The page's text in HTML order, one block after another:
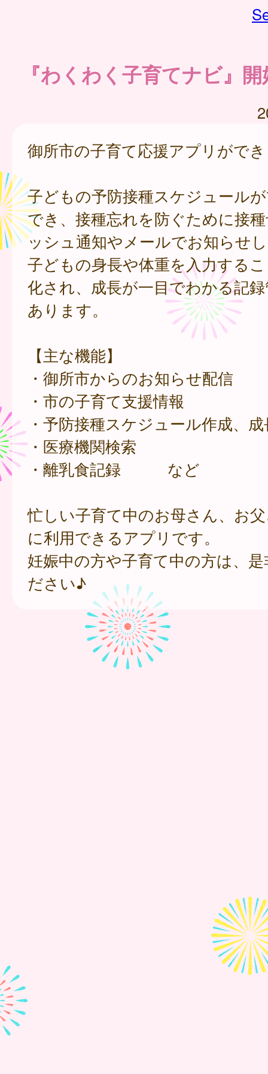
『わくわく子育てナビ』
御所市の子育て応援アプリがで
子どもの予防接種スケジュール
でき、接種忘れを防ぐために接
ッシュ通知やメールでお知らせ
子どもの身長や体重を入力する
化され、成長が一目でわかる記
あります。
【主な機能】
・御所市からのお知らせ配信
・市の子育て支援情報
・予防接種スケジュール作成、
・医療機関検索
・離乳食記録 など
忙しい子育て中のお母さん、お
に利用できるアプリです。
妊娠中の方や子育て中の方は、
ださい♪